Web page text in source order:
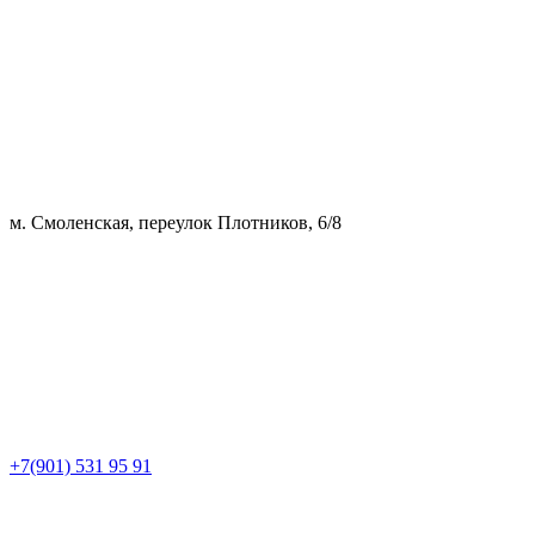
м. Смоленская, переулок Плотников, 6/8
+7(901) 531 95 91